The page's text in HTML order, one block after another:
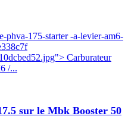
phva-175-starter -a-levier-am6-
Carburateur
/...
sur le Mbk Booster 50